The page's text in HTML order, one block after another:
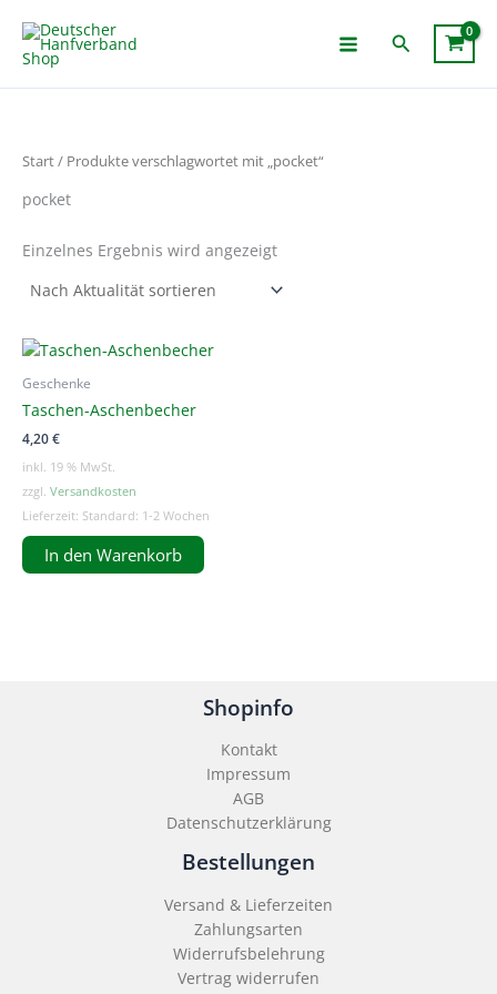
Inhalt
springen
Suchen
Start/ Produkte verschlagwortet mit „pocket“
pocket
Einzelnes Ergebnis wird angezeigt
Geschenke
Taschen-Aschenbecher
4,20€
inkl. 19 % MwSt.
zzgl. Versandkosten
Lieferzeit: Standard: 1-2 Wochen
In den Warenkorb
Shopinfo
Kontakt
Impressum
AGB
Datenschutzerklärung
Bestellungen
Versand & Lieferzeiten
Zahlungsarten
Widerrufsbelehrung
Vertrag widerrufen